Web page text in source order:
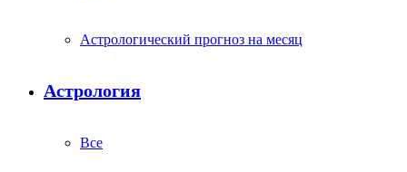
Астрологический прогноз на месяц
Астрология
Все